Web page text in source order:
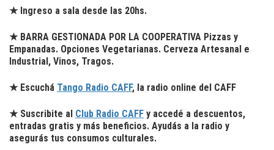
★ Ingreso a sala desde las 20hs.
★ BARRA GESTIONADA POR LA COOPERATIVA Pizzas y
Empanadas. Opciones Vegetarianas. Cerveza Artesanal e
Industrial, Vinos, Tragos.
★ Escuchá Tango Radio CAFF, la radio online del CAFF
★ Suscribite al Club Radio CAFF y accedé a descuentos,
entradas gratis y más beneficios. Ayudás a la radio y
asegurás tus consumos culturales.